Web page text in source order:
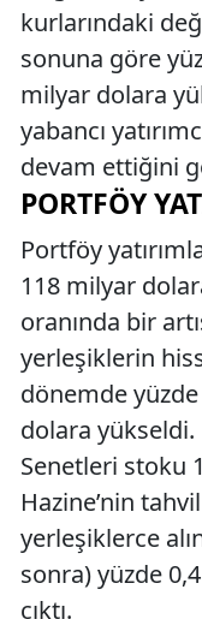
kurlarındaki
sonuna göre
milyar dolara
yabancı
devam ettiğini
PORTFÖY
Portföy
118 milyar
oranında bir
yerleşiklerin
dönemde
dolara
Senetleri stoku
Hazine’nin
yerleşiklerce
sonra) yüzde
çıktı.